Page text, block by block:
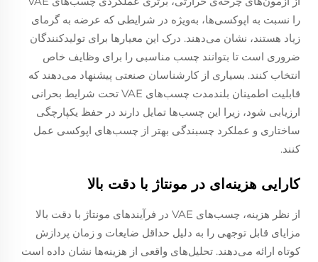
را نسبت به اپوکسی‌ها، به‌ویژه در شرایطی که عرضه به گرمای
زیاد هستند، نشان می‌دهند. درک این معیارها برای تولیدکنندگان
ضروری است تا بتوانند چسب مناسبی را برای وظایف خاص
انتخاب کنند. بسیاری از کارشناسان صنعتی پیشنهاد می‌دهند که
قابلیت اطمینان بلندمدت چسب‌های VAE تحت شرایط بحرانی
ارزیابی شود، زیرا این چسب‌ها تمایل دارند در حفظ یکپارچگی
ساختاری و عملکرد چسبندگی بهتر از چسب‌های اپوکسی عمل
کنند.
کارایی هزینه‌ای در مونتاژ با دقت بالا
از نظر هزینه، چسب‌های VAE در فرآیندهای مونتاژ با دقت بالا
مزایای قابل توجهی را به دلیل حداقل ضایعات و زمان پردازش
کوتاه ارائه می‌دهند. تحلیل‌های واقعی از هزینه‌ها نشان داده است